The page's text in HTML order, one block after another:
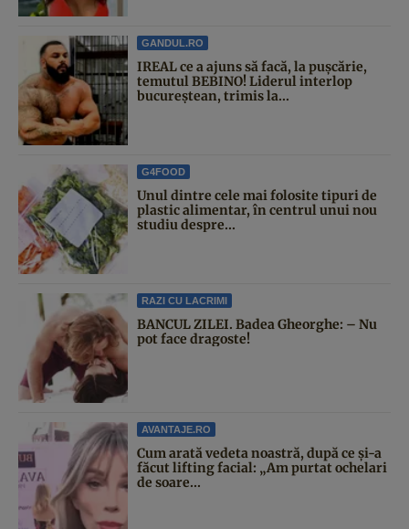
GANDUL.RO
IREAL ce a ajuns să facă, la pușcărie,
temutul BEBINO! Liderul interlop
bucureștean, trimis la...
G4FOOD
Unul dintre cele mai folosite tipuri de
plastic alimentar, în centrul unui nou
studiu despre...
RAZI CU LACRIMI
BANCUL ZILEI. Badea Gheorghe: – Nu
pot face dragoste!
AVANTAJE.RO
Cum arată vedeta noastră, după ce și-a
făcut lifting facial: „Am purtat ochelari
de soare...